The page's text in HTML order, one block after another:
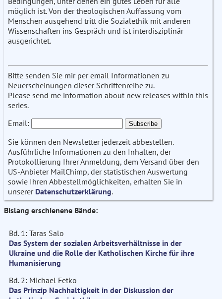
möglich ist. Von der theologischen Auffassung vom
Menschen ausgehend tritt die Sozialethik mit anderen
Wissenschaften ins Gespräch und ist interdisziplinär
ausgerichtet.
Bitte senden Sie mir per email Informationen zu
Neuerscheinungen dieser Schriftenreihe zu.
Please send me information about new releases within this
series.
Email:
Sie können den Newsletter jederzeit abbestellen.
Ausführliche Informationen zu den Inhalten, der
Protokollierung Ihrer Anmeldung, dem Versand über den
US-Anbieter MailChimp, der statistischen Auswertung
sowie Ihren Abbestellmöglichkeiten, erhalten Sie in
unserer Datenschutzerklärung.
Bislang erschienene Bände:
Bd. 1: Taras Salo
Das System der sozialen Arbeitsverhältnisse in der
Ukraine und die Rolle der Katholischen Kirche für ihre
Humanisierung
Bd. 2: Michael Fetko
Das Prinzip Nachhaltigkeit in der Diskussion der